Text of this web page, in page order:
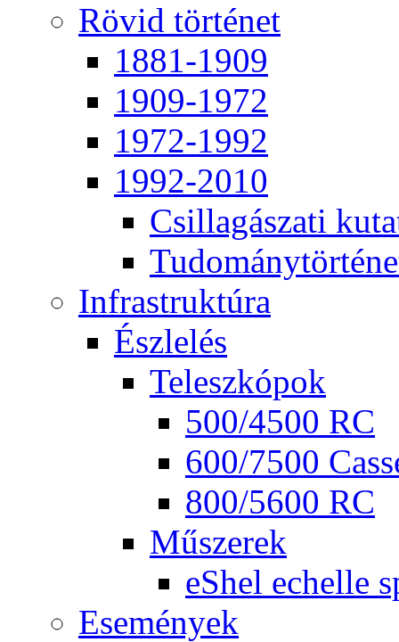
Rö­vid tör­té­net
1881-1909
1909-1972
1972-1992
1992-2010
Csil­la­gá­sza­ti
Inf­ra­struk­tú­ra
Ész­le­lés
Te­lesz­kó­pok
500/4500 RC
600/7500
800/5600 RC
Mű­sze­rek
eS­hel echel­le
Ese­mé­nyek